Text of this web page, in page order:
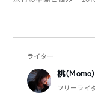
ライター
桃（Momo）
フリーライ